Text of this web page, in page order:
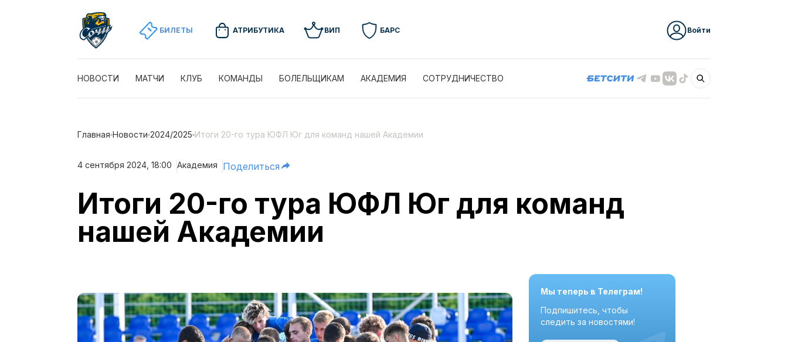
БИЛЕТЫ АТРИБУТИКА ВИП БАРС Войти
НОВОСТИ МАТЧИ КЛУБ КОМАНДЫ БОЛЕЛЬЩИКАМ АКАДЕМИЯ СОТРУДНИЧЕСТВО
Главная Новости 2024/2025 Итоги 20-го тура ЮФЛ Юг для команд нашей Академии
4 сентября 2024, 18:00 Академия Поделиться
Итоги 20-го тура ЮФЛ Юг для команд
нашей Академии
Мы теперь в Телеграм!
Подпишитесь, чтобы
следить за новостями!